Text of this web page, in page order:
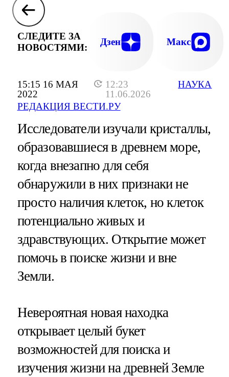
15:15 16 МАЯ
2022
12:23
11.06.2026
РЕДАКЦИЯ ВЕСТИ.РУ
НАУКА
СЛЕДИТЕ ЗА
НОВОСТЯМИ:
Дзен Макс
Исследователи изучали кристаллы,
образовавшиеся в древнем море,
когда внезапно для себя
обнаружили в них признаки не
просто наличия клеток, но клеток
потенциально живых и
здравствующих. Открытие может
помочь в поиске жизни и вне
Земли.
Невероятная новая находка
открывает целый букет
возможностей для поиска и
изучения жизни на древней Земле